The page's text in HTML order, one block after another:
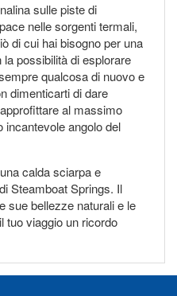
sulle piste di
nelle sorgenti termali,
di cui hai bisogno per una
possibilità di esplorare
qualcosa di nuovo e
dimenticarti di dare
al massimo
incantevole angolo del
calda sciarpa e
Steamboat Springs. Il
sue bellezze naturali e le
tuo viaggio un ricordo